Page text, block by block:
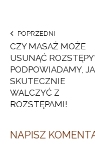
POPRZEDNI
CZY MASAŻ MOŻE
USUNĄĆ
PODPOWIADAMY,
SKUTECZNIE
WALCZYĆ Z
ROZSTĘPAMI!
NAPISZ